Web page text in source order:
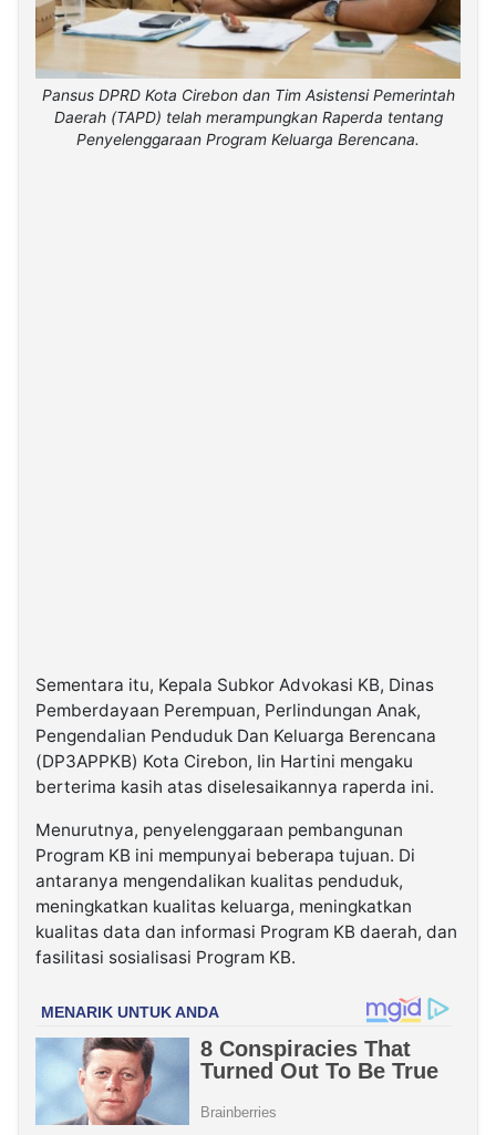
Pansus DPRD Kota Cirebon dan Tim Asistensi Pemerintah
Daerah (TAPD) telah merampungkan Raperda tentang
Penyelenggaraan Program Keluarga Berencana.
Sementara itu, Kepala Subkor Advokasi KB, Dinas
Pemberdayaan Perempuan, Perlindungan Anak,
Pengendalian Penduduk Dan Keluarga Berencana
(DP3APPKB) Kota Cirebon, Iin Hartini mengaku
berterima kasih atas diselesaikannya raperda ini.
Menurutnya, penyelenggaraan pembangunan
Program KB ini mempunyai beberapa tujuan. Di
antaranya mengendalikan kualitas penduduk,
meningkatkan kualitas keluarga, meningkatkan
kualitas data dan informasi Program KB daerah, dan
fasilitasi sosialisasi Program KB.